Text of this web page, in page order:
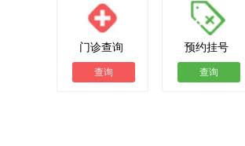
查询
预约挂号
查询
门诊查询